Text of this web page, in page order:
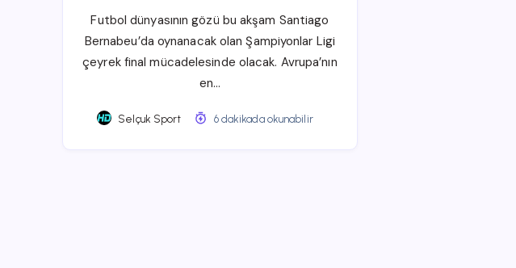
Futbol dünyasının gözü bu akşam Santiago
Bernabeu’da oynanacak olan Şampiyonlar Ligi
çeyrek final mücadelesinde olacak. Avrupa’nın
en…
Selçuk Sport 6 dakikada okunabilir